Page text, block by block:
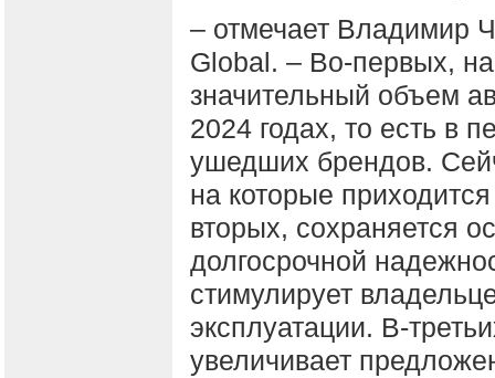
– отмечает Владимир
Global. – Во-первых,
значительный объем
2024 годах, то есть в
ушедших брендов.
на которые
вторых, сохраняется
долгосрочной
стимулирует
эксплуатации. В-
увеличивает